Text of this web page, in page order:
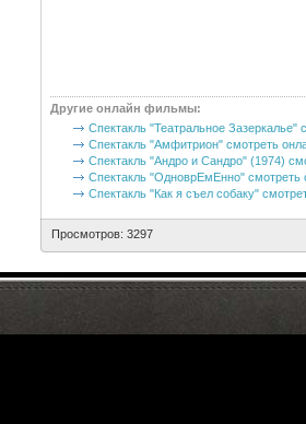
Другие онлайн фильмы:
Спектакль "Театральное Зазеркалье"
Спектакль "Амфитрион" смотреть
Спектакль "Андро и Сандро" (1974)
Спектакль "ОдноврЕмЕнно" смотреть
Спектакль "Как я съел собаку"
Просмотров: 3297